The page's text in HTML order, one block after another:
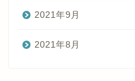
2021年9月
2021年8月